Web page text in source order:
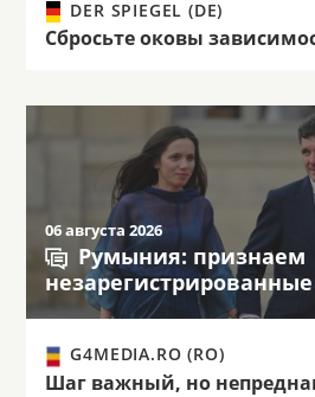
DER SPIEGEL (DE)
Сбросьте оковы
06 августа 2026
Румыния: признаем
G4MEDIA.RO (RO)
Шаг важный, но